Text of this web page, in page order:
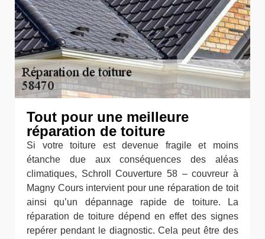
Tout pour une meilleure
réparation de toiture
Si votre toiture est devenue fragile et moins
étanche due aux conséquences des aléas
climatiques, Schroll Couverture 58 – couvreur à
Magny Cours intervient pour une réparation de toit
ainsi qu’un dépannage rapide de toiture. La
réparation de toiture dépend en effet des signes
repérer pendant le diagnostic. Cela peut être des